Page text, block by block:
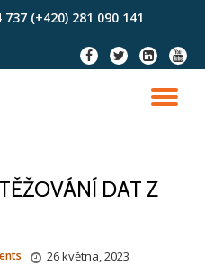
737 (+420) 281 090 141
fa-
facebook
fa-
twitter
fa-
linkedin-
square
fa-
DAT Z
26 května, 2023